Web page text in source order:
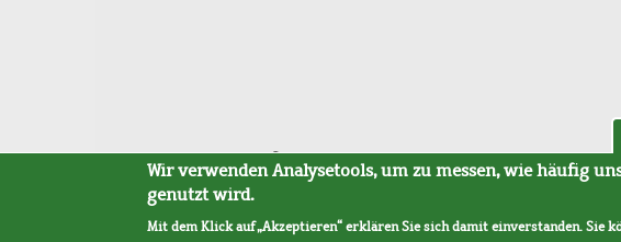
Fußleistenmenü
SitemapBarrierefreiheitImpressumDatenschutzAVB
Wir verwenden Analysetools, um zu messen, wie häufig
genutzt wird.
Mit dem Klick auf „Akzeptieren“ erklären Sie sich damit einverstanden. Sie